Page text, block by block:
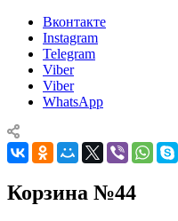
Вконтакте
Instagram
Telegram
Viber
Viber
WhatsApp
Корзина №44